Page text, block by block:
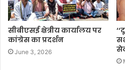
सीबीएसई क्षेत्रीय कार्यालय पर
कांग्रेस का प्रदर्शन
June 3, 2026